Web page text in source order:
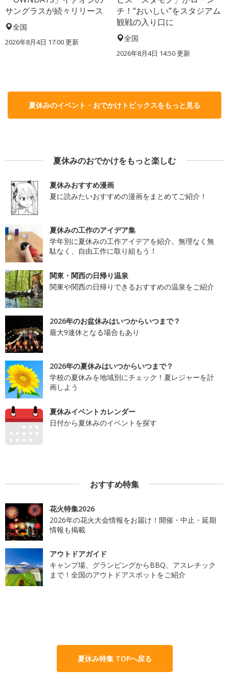
サングラスが続々リリース
全国
2026年8月4日 17:00更新
チ！“おいしい”をスタジアム
観戦の入り口に
全国
2026年8月4日 14:50更新
夏休みのイベント・おでかけトピックスをもっと見る
夏休みのおでかけをもっと楽しむ
夏休みおすすめ漫画
夏に読みたいおすすめの漫画をまとめてご紹介！
夏休みの工作のアイデア集
学年別に夏休みの工作アイデアを紹介。無理なく無
駄なく、自由工作に取り組もう！
関東・関西の日帰り温泉
関東や関西の日帰りできるおすすめの温泉をご紹介
2026年のお盆休みはいつからいつまで？
最大9連休となる場合もあり
2026年の夏休みはいつからいつまで？
学校の夏休みを地域別にチェック！夏レジャーを計
画しよう
夏休みイベントカレンダー
日付から夏休みのイベントを探す
おすすめ特集
花火特集2026
2026年の花火大会情報をお届け！開催・中止・延期
情報も掲載
アウトドアガイド
キャンプ場、グランピングからBBQ、アスレチック
まで！全国のアウトドアスポットをご紹介
夏休み特集 TOPへ戻る